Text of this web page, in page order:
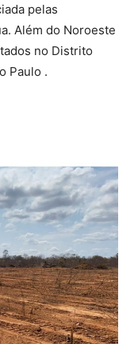
pelas
Além do Noroeste
no Distrito
Paulo .